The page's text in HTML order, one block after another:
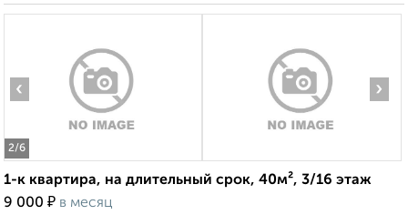
2/6
‹ ›
1-к квартира, на длительный срок, 40м², 3/16 этаж
9 000 ₽ в месяц